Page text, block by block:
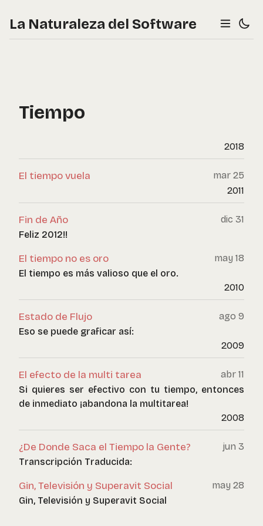
La Naturaleza del Software
Tiempo
2018
El tiempo vuela
mar 25
2011
Fin de Año
dic 31
Feliz 2012!!
El tiempo no es oro
may 18
El tiempo es más valioso que el oro.
2010
Estado de Flujo
ago 9
Eso se puede graficar así:
2009
El efecto de la multi tarea
abr 11
Si quieres ser efectivo con tu tiempo, entonces
de inmediato ¡abandona la multitarea!
2008
¿De Donde Saca el Tiempo la Gente?
jun 3
Transcripción Traducida:
Gin, Televisión y Superavit Social
may 28
Gin, Televisión y Superavit Social